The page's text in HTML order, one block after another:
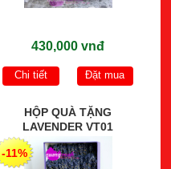
430,000 vnđ
Chi tiết Đặt mua
HỘP QUÀ TẶNG
LAVENDER VT01
-11%